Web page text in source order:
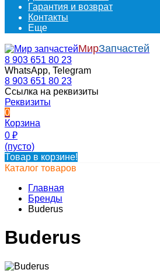
Гарантия и возврат
Контакты
Еще
МирЗапчастей
8 903 651 80 23
WhatsApp, Telegram
8 903 651 80 23
Ссылка на реквизиты
Реквизиты
0
Корзина
0 ₽
(пусто)
Товар в корзине!
Каталог товаров
Главная
Бренды
Buderus
Buderus